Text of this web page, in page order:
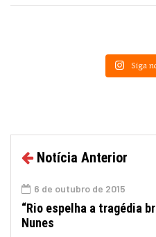
Siga
Notícia Anterior
6 de outubro de 2015
“Rio espelha a tragédia
Nunes